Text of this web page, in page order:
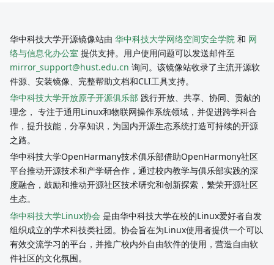
华中科技大学开源镜像站由 华中科技大学网络空间安全学院 和 网
络与信息化办公室 提供支持。用户使用问题可以发送邮件至
mirror_support@hust.edu.cn 询问。该镜像站收录了主流开源软
件源、安装镜像、完整帮助文档和CLI工具支持。
华中科技大学开放原子开源俱乐部 践行开放、共享、协同、贡献的
理念， 专注于通用Linux和物联网操作系统领域，并促进跨学科合
作，提升技能，分享知识，为国内开源生态系统打造可持续的开源
之路。
华中科技大学OpenHarmany技术俱乐部借助OpenHarmony社区
平台推动开源技术和产学研合作，通过校内教学与俱乐部实践的深
度融合，鼓励和推动开源社区技术研究和创新探索，繁荣开源社区
生态。
华中科技大学Linux协会 是由华中科技大学在校的Linux爱好者自发
组织成立的学术科技类社团。协会旨在为Linux使用者提供一个可以
有效交流学习的平台，并推广校内外自由软件的使用，营造自由软
件社区的文化氛围。